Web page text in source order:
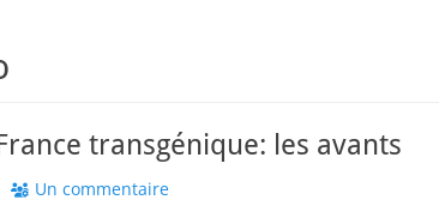
transgénique: les avants
Un commentaire